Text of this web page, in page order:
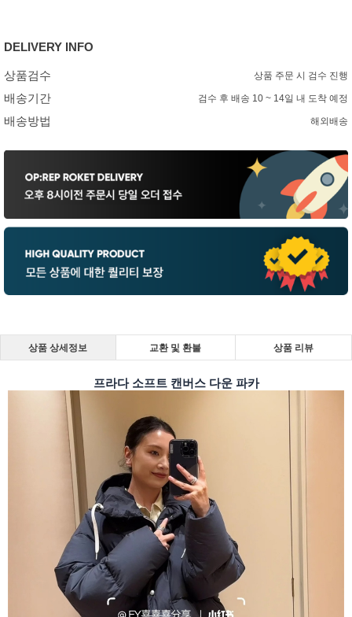
DELIVERY INFO
상품검수 상품 주문 시 검수 진행
배송기간 검수 후 배송 10 ~ 14일 내 도착 예정
배송방법 해외배송
상품 상세정보 교환 및 환불 상품 리뷰
프라다 소프트 캔버스 다운 파카